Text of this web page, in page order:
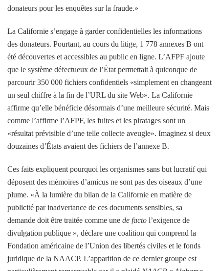
donateurs pour les enquêtes sur la fraude.»
La Californie s’engage à garder confidentielles les informations
des donateurs. Pourtant, au cours du litige, 1 778 annexes B ont
été découvertes et accessibles au public en ligne. L’AFPF ajoute
que le système défectueux de l’État permettait à quiconque de
parcourir 350 000 fichiers confidentiels «simplement en changeant
un seul chiffre à la fin de l’URL du site Web». La Californie
affirme qu’elle bénéficie désormais d’une meilleure sécurité. Mais
comme l’affirme l’AFPF, les fuites et les piratages sont un
«résultat prévisible d’une telle collecte aveugle». Imaginez si deux
douzaines d’États avaient des fichiers de l’annexe B.
Ces faits expliquent pourquoi les organismes sans but lucratif qui
déposent des mémoires d’amicus ne sont pas des oiseaux d’une
plume. «À la lumière du bilan de la Californie en matière de
publicité par inadvertance de ces documents sensibles, sa
demande doit être traitée comme une de facto l’exigence de
divulgation publique », déclare une coalition qui comprend la
Fondation américaine de l’Union des libertés civiles et le fonds
juridique de la NAACP. L’apparition de ce dernier groupe est